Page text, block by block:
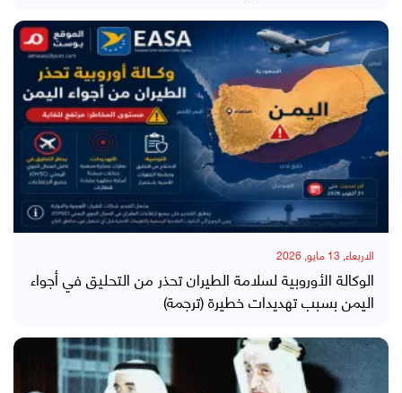
الاربعاء, 13 مايو, 2026
الوكالة الأوروبية لسلامة الطيران تحذر من التحليق في أجواء
اليمن بسبب تهديدات خطيرة (ترجمة)